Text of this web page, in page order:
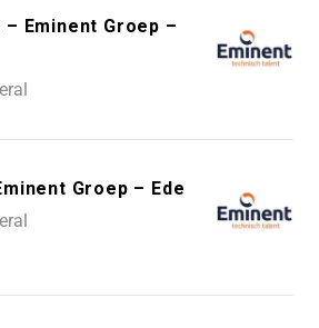
Eminent Groep –
Groep – Ede